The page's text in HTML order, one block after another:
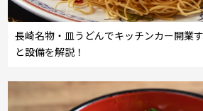
長崎名物・皿うどんでキッチンカー開業
と設備を解説！